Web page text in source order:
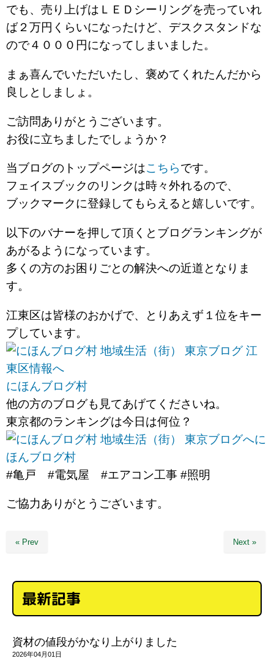
でも、売り上げはＬＥＤシーリングを売っていれ
ば２万円くらいになったけど、デスクスタンドな
ので４０００円になってしまいました。
まぁ喜んでいただいたし、褒めてくれたんだから
良しとしましょ。
ご訪問ありがとうございます。
お役に立ちましたでしょうか？
当ブログのトップページはこちらです。
フェイスブックのリンクは時々外れるので、
ブックマークに登録してもらえると嬉しいです。
以下のバナーを押して頂くとブログランキングが
あがるようになっています。
多くの方のお困りごとの解決への近道となりま
す。
江東区は皆様のおかげで、とりあえず１位をキー
プしています。
にほんブログ村
他の方のブログも見てあげてくださいね。
東京都のランキングは今日は何位？
に
ほんブログ村
#亀戸 #電気屋 #エアコン工事 #照明
ご協力ありがとうございます。
« Prev Next »
最新記事
資材の値段がかなり上がりました
2026年04月01日